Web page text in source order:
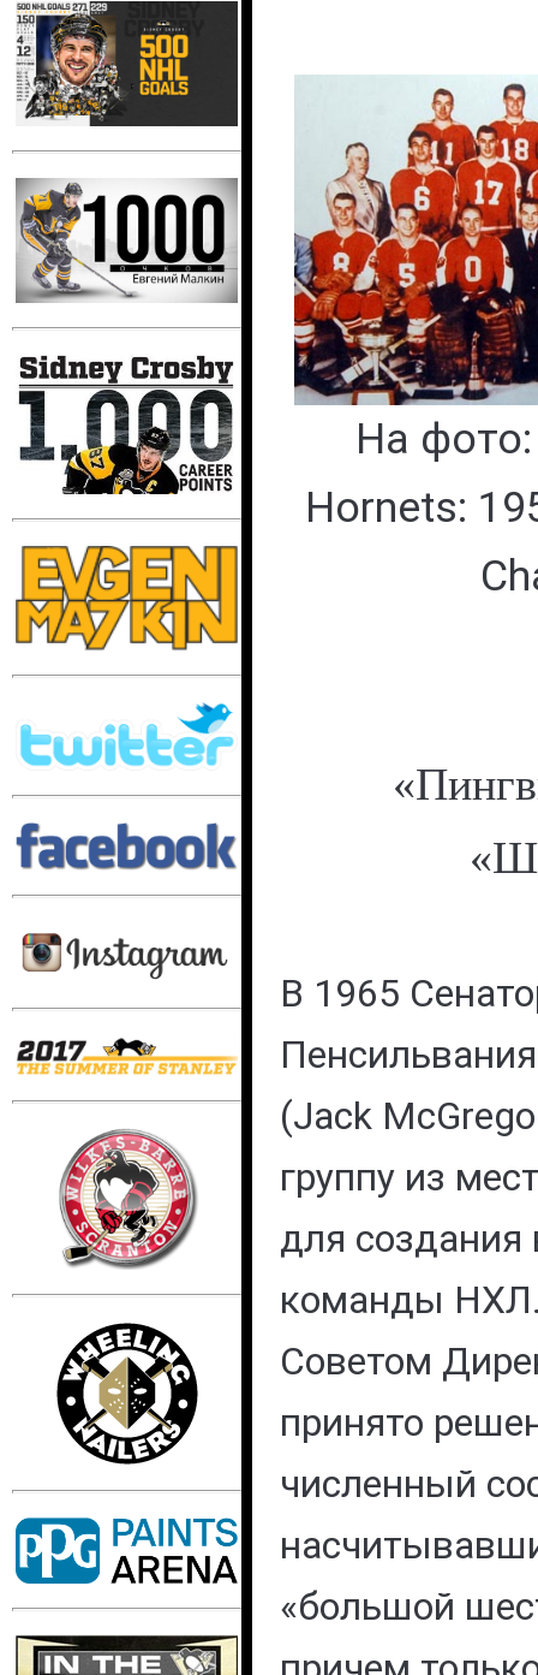
На
Hornets:
В 1965
(Jack
группу из
для создания
команды
Советом
принято
численный
«большой